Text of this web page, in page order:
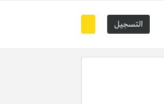
التسجيل